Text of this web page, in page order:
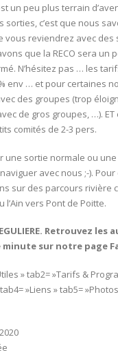
un peu plus terrain
sorties, c’est que nous
vous reviendrez avec des
que la RECO sera un
N’hésitez pas … les
env … et pour certaines
des groupes (trop
de gros groupes, …).
comités de 2-3 pers.
une sortie normale ou une
avec nous ;-).
sur des parcours rivière
l’Ain vers Pont de Poitte.
Retrouvez
minute sur notre page
» tab2= »Tarifs &
»Liens » tab5=